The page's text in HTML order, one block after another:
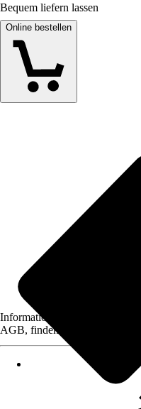
Bequem liefern lassen
Online bestellen
Informationen des Verkäufers,
AGB, finden Sie bei Klick auf